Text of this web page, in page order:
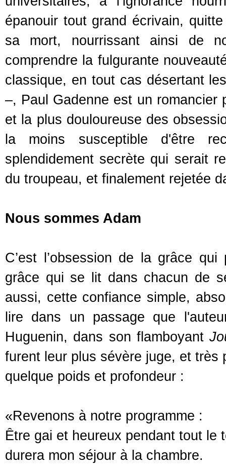
épanouir tout grand écrivain,
sa mort, nourrissant ainsi de
comprendre la fulgurante
classique, en tout cas désertant
–, Paul Gadenne est un
et la plus douloureuse des
la moins susceptible d'être
splendidement secrète qui serait
du troupeau, et finalement rejetée
Nous sommes Adam
C’est l’obsession de la grâce
grâce qui se lit dans chacun de
aussi, cette confiance simple,
lire dans un passage que
Huguenin, dans son flamboyant
furent leur plus sévère juge, et très
quelque poids et profondeur :
«Revenons à notre programme :
Être gai et heureux pendant tout le
durera mon séjour à la chambre.